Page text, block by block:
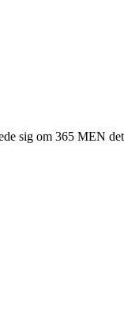
sig om 365 MEN